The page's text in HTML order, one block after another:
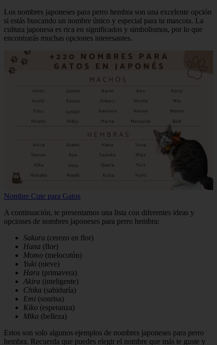
Los nombres japoneses para perro hembra son una excelente opción
si estás buscando un nombre único y especial para tu mascota. La
cultura japonesa es rica en significados y simbolismos, por lo que
encontrarás muchas opciones interesantes.
Nombre Cute para Gatos
A continuación, te presentamos una lista con diferentes ideas y
opciones de nombres japoneses para perro hembra:
Sakura (cerezo en flor)
Hana (flor)
Momo (melocotón)
Yuki (nieve)
Haru (primavera)
Akira (inteligente)
Chika (sabiduría)
Emi (sonrisa)
Kiko (esperanza)
Mika (belleza)
Estos son solo algunos ejemplos de nombres japoneses para perro
hembra. Recuerda que puedes elegir el nombre que más te guste y